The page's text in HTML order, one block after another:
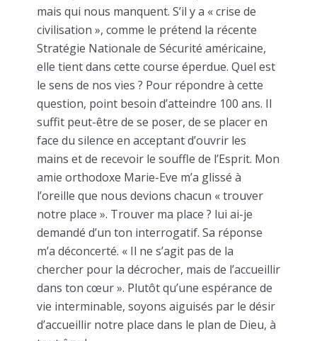
mais qui nous manquent. S’il y a « crise de
civilisation », comme le prétend la récente
Stratégie Nationale de Sécurité américaine,
elle tient dans cette course éperdue. Quel est
le sens de nos vies ? Pour répondre à cette
question, point besoin d’atteindre 100 ans. Il
suffit peut-être de se poser, de se placer en
face du silence en acceptant d’ouvrir les
mains et de recevoir le souffle de l’Esprit. Mon
amie orthodoxe Marie-Eve m’a glissé à
l’oreille que nous devions chacun « trouver
notre place ». Trouver ma place ? lui ai-je
demandé d’un ton interrogatif. Sa réponse
m’a déconcerté. « Il ne s’agit pas de la
chercher pour la décrocher, mais de l’accueillir
dans ton cœur ». Plutôt qu’une espérance de
vie interminable, soyons aiguisés par le désir
d’accueillir notre place dans le plan de Dieu, à